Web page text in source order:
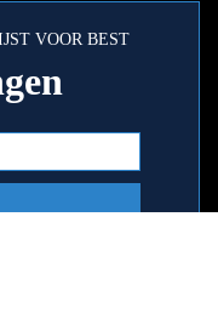
VOOR BEST